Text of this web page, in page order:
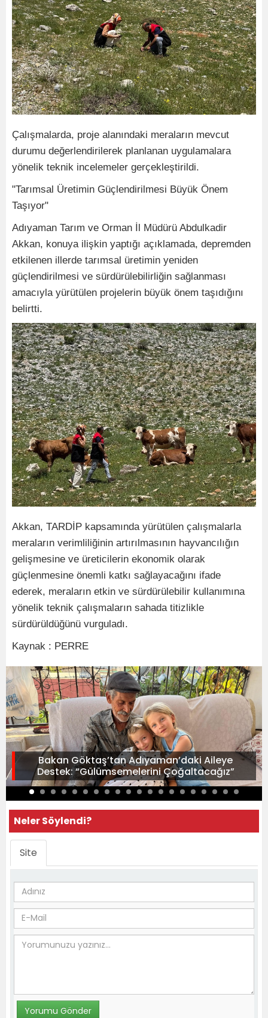
Çalışmalarda, proje alanındaki meraların mevcut
durumu değerlendirilerek planlanan uygulamalara
yönelik teknik incelemeler gerçekleştirildi.
"Tarımsal Üretimin Güçlendirilmesi Büyük Önem
Taşıyor"
Adıyaman Tarım ve Orman İl Müdürü Abdulkadir
Akkan, konuya ilişkin yaptığı açıklamada, depremden
etkilenen illerde tarımsal üretimin yeniden
güçlendirilmesi ve sürdürülebilirliğin sağlanması
amacıyla yürütülen projelerin büyük önem taşıdığını
belirtti.
Akkan, TARDİP kapsamında yürütülen çalışmalarla
meraların verimliliğinin artırılmasının hayvancılığın
gelişmesine ve üreticilerin ekonomik olarak
güçlenmesine önemli katkı sağlayacağını ifade
ederek, meraların etkin ve sürdürülebilir kullanımına
yönelik teknik çalışmaların sahada titizlikle
sürdürüldüğünü vurguladı.
Kaynak : PERRE
Bakan Göktaş’tan Adıyaman’daki Aileye
Destek: “Gülümsemelerini Çoğaltacağız”
Neler Söylendi?
Site